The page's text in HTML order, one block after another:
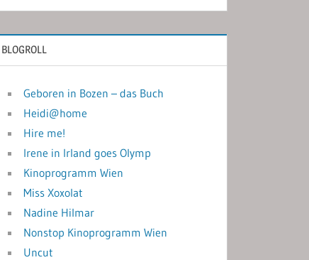
BLOGROLL
Geboren in Bozen – das Buch
Heidi@home
Hire me!
Irene in Irland goes Olymp
Kinoprogramm Wien
Miss Xoxolat
Nadine Hilmar
Nonstop Kinoprogramm Wien
Uncut